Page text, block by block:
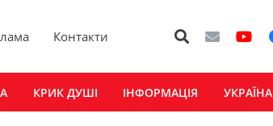
Контакти
КРИК ДУШІ ІНФОРМАЦІЯ УКРАЇНА